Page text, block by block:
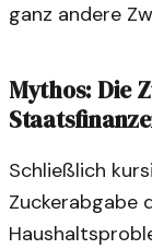
ganz andere
Mythos: Die
Schließlich
Zuckerabgabe